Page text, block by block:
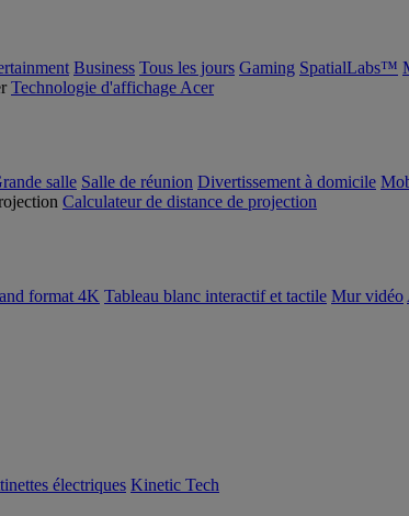
Business Tous les jours Gaming SpatialLabs™
Technologie d'affichage Acer
salle Salle de réunion Divertissement à domicile
Calculateur de distance de projection
format 4K Tableau blanc interactif et tactile Mur vidéo
électriques Kinetic Tech